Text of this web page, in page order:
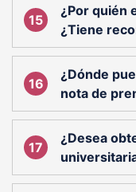
¿Por quién
¿Tiene
¿Dónde
nota de
¿Desea